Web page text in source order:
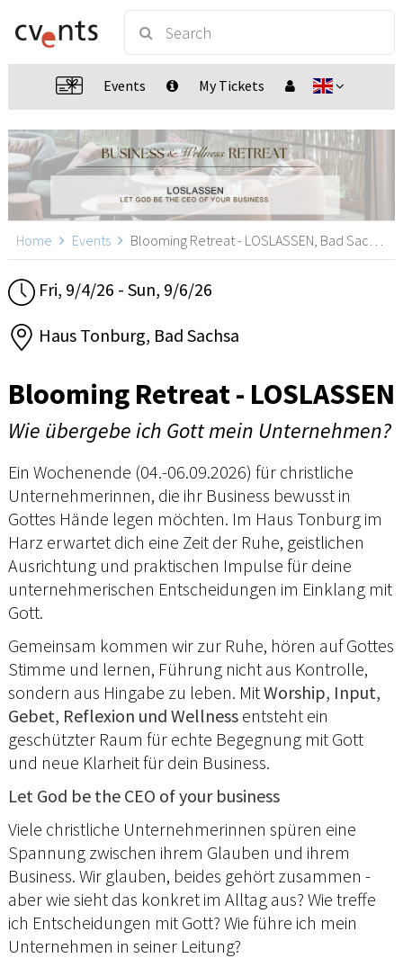
Events My Tickets
Home Events Blooming Retreat - LOSLASSEN, Bad Sachsa
Fri, 9/4/26 - Sun, 9/6/26
Haus Tonburg, Bad Sachsa
Blooming Retreat - LOSLASSEN
Wie übergebe ich Gott mein Unternehmen?
Ein Wochenende (04.-06.09.2026) für christliche
Unternehmerinnen, die ihr Business bewusst in
Gottes Hände legen möchten. Im Haus Tonburg im
Harz erwartet dich eine Zeit der Ruhe, geistlichen
Ausrichtung und praktischen Impulse für deine
unternehmerischen Entscheidungen im Einklang mit
Gott.
Gemeinsam kommen wir zur Ruhe, hören auf Gottes
Stimme und lernen, Führung nicht aus Kontrolle,
sondern aus Hingabe zu leben. MitWorship, Input,
Gebet, Reflexion und Wellness entsteht ein
geschützter Raum für echte Begegnung mit Gott
und neue Klarheit für dein Business.
Let God be the CEO of your business
Viele christliche Unternehmerinnen spüren eine
Spannung zwischen ihrem Glauben und ihrem
Business. Wir glauben, beides gehört zusammen -
aber wie sieht das konkret im Alltag aus? Wie treffe
ich Entscheidungen mit Gott? Wie führe ich mein
Unternehmen in seiner Leitung?